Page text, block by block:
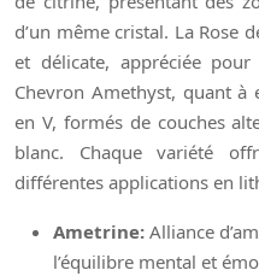
d’un même cristal. La Rose
et délicate, appréciée
Chevron Amethyst, quant
en V, formés de couches
blanc. Chaque variété
différentes applications en
Ametrine: Alliance
l’équilibre mental et